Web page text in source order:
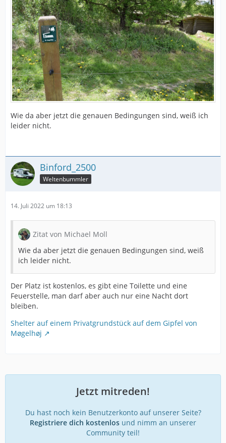
Wie da aber jetzt die genauen Bedingungen sind, weiß ich
leider nicht.
Binford_2500
Weltenbummler
14. Juli 2022 um 18:13
Zitat von Michael Moll
Wie da aber jetzt die genauen Bedingungen sind, weiß
ich leider nicht.
Der Platz ist kostenlos, es gibt eine Toilette und eine
Feuerstelle, man darf aber auch nur eine Nacht dort
bleiben.
Shelter auf einem Privatgrundstück auf dem Gipfel von
Møgelhøj
Jetzt mitreden!
Du hast noch kein Benutzerkonto auf unserer Seite?
Registriere dich kostenlos und nimm an unserer
Community teil!